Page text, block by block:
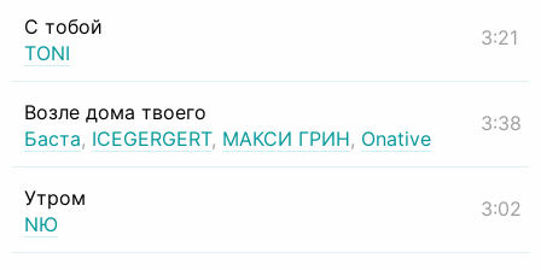
С тобой
TONI
3:21
Возле дома твоего
Баста, ICEGERGERT, МАКСИ ГРИН, Onative
3:38
Утром
NЮ
3:02